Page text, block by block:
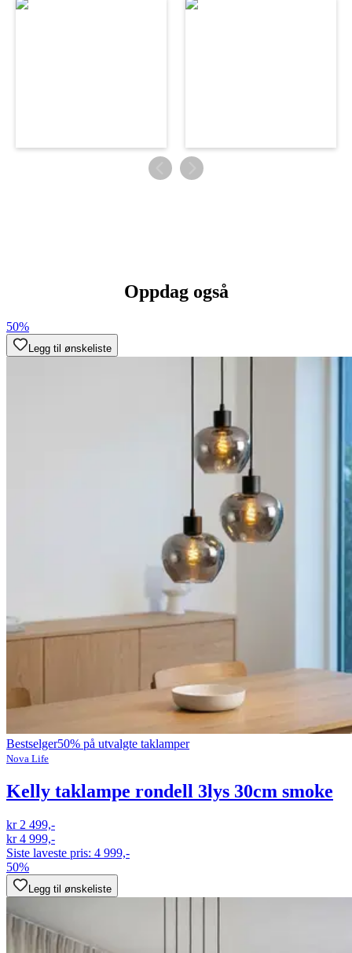
Oppdag også
50%
Legg til ønskeliste
Bestselger50% på utvalgte taklamper
Nova Life
Kelly taklampe rondell 3lys 30cm smoke
kr 2 499,-
kr 4 999,-
Siste laveste pris: 4 999,-
50%
Legg til ønskeliste